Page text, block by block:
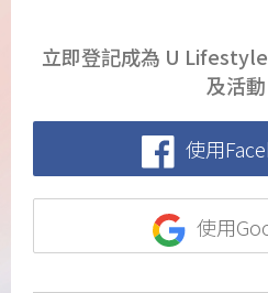
立即登記成為 U
及活動
使用
使用